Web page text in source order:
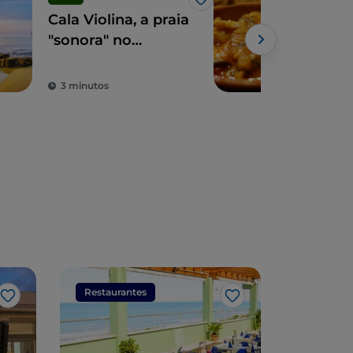
Gosto
Cala Violina, a praia
"sonora" no
Maremma
3 minutos
Gosto
Restaurantes
Gosto